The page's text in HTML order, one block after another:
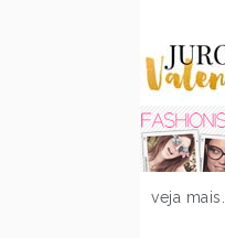
veja mais...